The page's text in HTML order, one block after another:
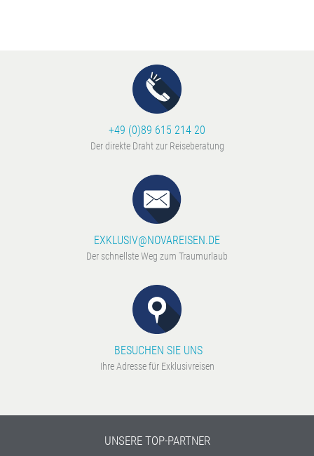
+49 (0)89 615 214 20
Der direkte Draht zur Reiseberatung
EXKLUSIV@NOVAREISEN.DE
Der schnellste Weg zum Traumurlaub
BESUCHEN SIE UNS
Ihre Adresse für Exklusivreisen
UNSERE TOP-PARTNER